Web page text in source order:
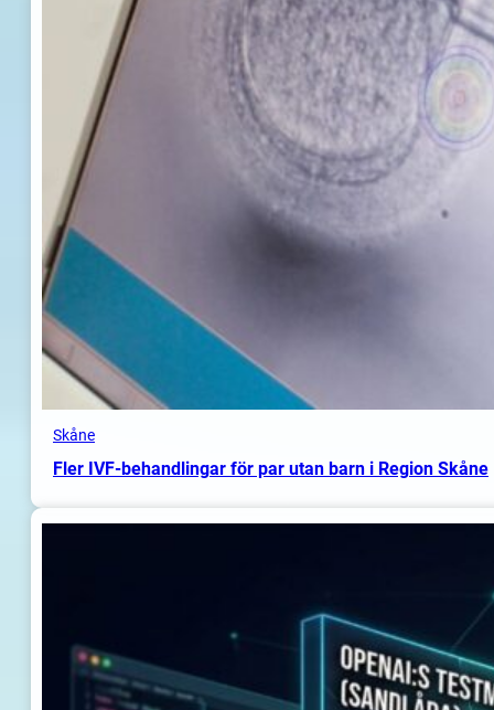
Skåne
Fler IVF-behandlingar för par utan barn i Region Skåne